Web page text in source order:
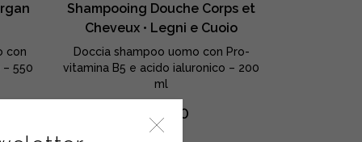
con
550
Shampooing Douche Corps et
Cheveux • Legni e Cuoio
Doccia shampoo uomo con Pro-
vitamina B5 e acido ialuronico – 200
ml
18,30